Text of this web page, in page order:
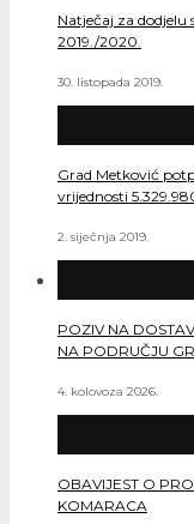
Natječaj za
2019./2020.
30. listopada 2019.
Grad Metković
vrijednosti
2. siječnja 2019.
POZIV NA
NA PODRUČJU
4. kolovoza 2026.
OBAVIJEST O
KOMARACA